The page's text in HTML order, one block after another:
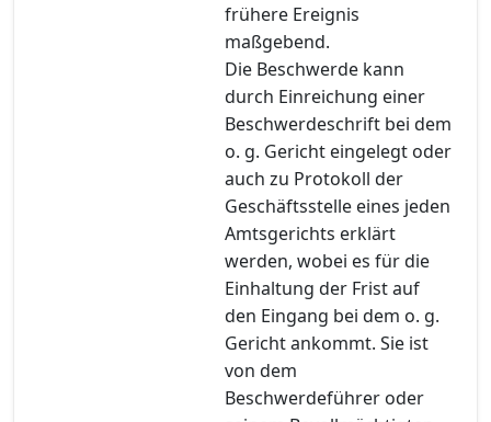
frühere Ereignis
maßgebend.
Die Beschwerde kann
durch Einreichung einer
Beschwerdeschrift bei dem
o. g. Gericht eingelegt oder
auch zu Protokoll der
Geschäftsstelle eines jeden
Amtsgerichts erklärt
werden, wobei es für die
Einhaltung der Frist auf
den Eingang bei dem o. g.
Gericht ankommt. Sie ist
von dem
Beschwerdeführer oder